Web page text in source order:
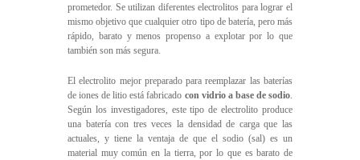
prometedor. Se utilizan diferentes electrolitos para lograr el
mismo objetivo que cualquier otro tipo de batería, pero más
rápido, barato y menos propenso a explotar por lo que
también son más segura.
El electrolito mejor preparado para reemplazar las baterías
de iones de litio está fabricado con vidrio a base de sodio.
Según los investigadores, este tipo de electrolito produce
una batería con tres veces la densidad de carga que las
actuales, y tiene la ventaja de que el sodio (sal) es un
material muy común en la tierra, por lo que es barato de